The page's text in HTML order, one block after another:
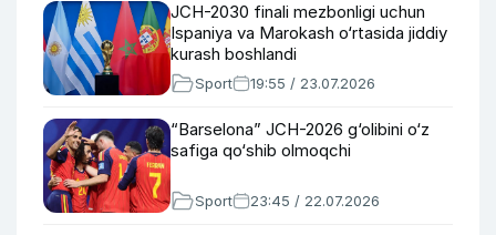
JCH-2030 finali mezbonligi uchun
Ispaniya va Marokash o‘rtasida jiddiy
kurash boshlandi
Sport 19:55 / 23.07.2026
“Barselona” JCH-2026 g‘olibini o‘z
safiga qo‘shib olmoqchi
Sport 23:45 / 22.07.2026